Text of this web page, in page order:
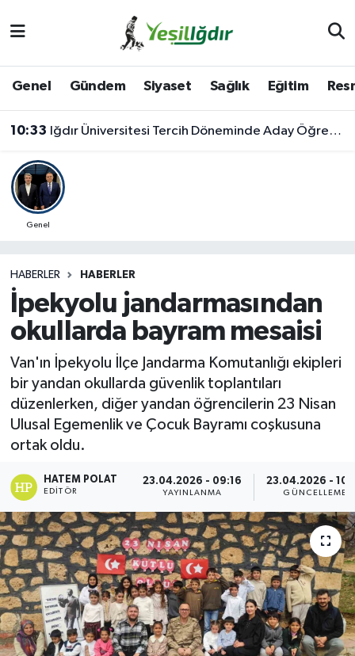
Genel Gündem Siyaset Sağlık Eğitim
10:33 Iğdır Üniversitesi Tercih Döneminde Aday Öğrencilerin Yanında
Genel
HABERLER HABERLER
İpekyolu jandarmasından
okullarda bayram mesaisi
Van'ın İpekyolu İlçe Jandarma Komutanlığı ekipleri
bir yandan okullarda güvenlik toplantıları
düzenlerken, diğer yandan öğrencilerin 23 Nisan
Ulusal Egemenlik ve Çocuk Bayramı coşkusuna
ortak oldu.
HATEM POLAT
EDITÖR
23.04.2026 - 09:16
YAYINLANMA
23.04.2026 -
GÜNCELLEME
İğdir Namaz Vakitleri
Iğdır Trafik Yoğunluk Haritası
Süper Lig Puan Durumu ve Fikstür
Son Dakika Haberleri
Haber Arşivi